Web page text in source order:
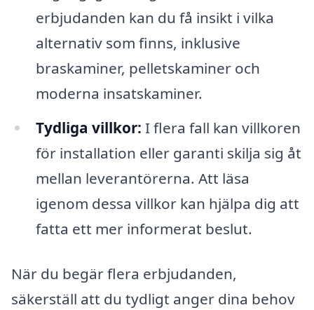
erbjudanden kan du få insikt i vilka
alternativ som finns, inklusive
braskaminer, pelletskaminer och
moderna insatskaminer.
Tydliga villkor: I flera fall kan villkoren
för installation eller garanti skilja sig åt
mellan leverantörerna. Att läsa
igenom dessa villkor kan hjälpa dig att
fatta ett mer informerat beslut.
När du begär flera erbjudanden,
säkerställ att du tydligt anger dina behov